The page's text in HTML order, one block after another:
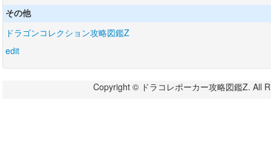
その他
ドラゴンコレクション攻略図鑑Z
edit
Copyright © ドラコレポーカー攻略図鑑Z. All